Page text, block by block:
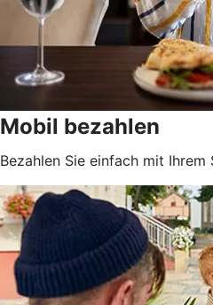
Mobil bezahlen
Bezahlen Sie einfach mit Ihrem